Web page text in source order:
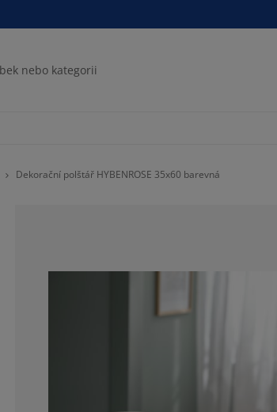
Dekorační polštář HYBENROSE 35x60 barevná